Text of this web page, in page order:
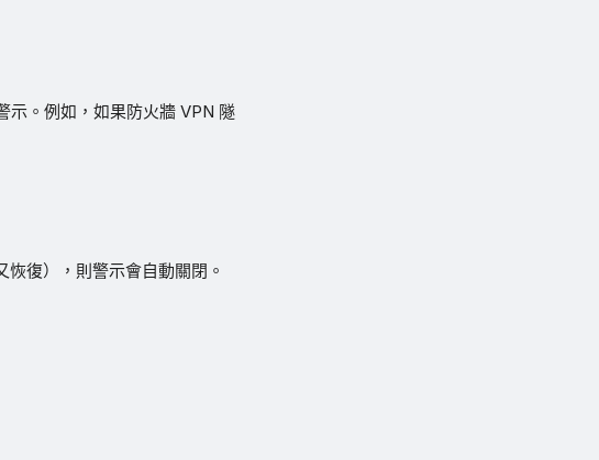
示。例如，如果防火牆 VPN 隧
復），則警示會自動關閉。